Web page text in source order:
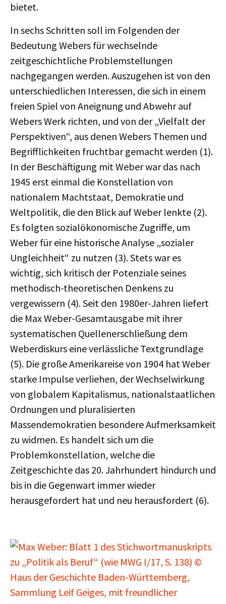
bietet.
In sechs Schritten soll im Folgenden der
Bedeutung Webers für wechselnde
zeitgeschichtliche Problemstellungen
nachgegangen werden. Auszugehen ist von den
unterschiedlichen Interessen, die sich in einem
freien Spiel von Aneignung und Abwehr auf
Webers Werk richten, und von der „Vielfalt der
Perspektiven“, aus denen Webers Themen und
Begrifflichkeiten fruchtbar gemacht werden (1).
In der Beschäftigung mit Weber war das nach
1945 erst einmal die Konstellation von
nationalem Machtstaat, Demokratie und
Weltpolitik, die den Blick auf Weber lenkte (2).
Es folgten sozialökonomische Zugriffe, um
Weber für eine historische Analyse „sozialer
Ungleichheit“ zu nutzen (3). Stets war es
wichtig, sich kritisch der Potenziale seines
methodisch-theoretischen Denkens zu
vergewissern (4). Seit den 1980er-Jahren liefert
die Max Weber-Gesamtausgabe mit ihrer
systematischen Quellenerschließung dem
Weberdiskurs eine verlässliche Textgrundlage
(5). Die große Amerikareise von 1904 hat Weber
starke Impulse verliehen, der Wechselwirkung
von globalem Kapitalismus, nationalstaatlichen
Ordnungen und pluralisierten
Massendemokratien besondere Aufmerksamkeit
zu widmen. Es handelt sich um die
Problemkonstellation, welche die
Zeitgeschichte das 20. Jahrhundert hindurch und
bis in die Gegenwart immer wieder
herausgefordert hat und neu herausfordert (6).